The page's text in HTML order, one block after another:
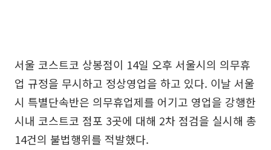
서울 코스트코 상봉점이 14일 오후 서울시의 의무휴
업 규정을 무시하고 정상영업을 하고 있다. 이날 서울
시 특별단속반은 의무휴업제를 어기고 영업을 강행한
시내 코스트코 점포 3곳에 대해 2차 점검을 실시해 총
14건의 불법행위를 적발했다.